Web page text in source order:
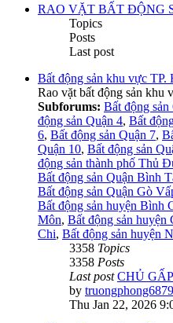
RAO VẶT BẤT ĐỘNG
Topics
Posts
Last post
Bất động sản khu vực TP.
Rao vặt bất động sản khu
Subforums: Bất động sản
động sản Quận 4, Bất
6, Bất động sản Quận 7,
Quận 10, Bất động sản
động sản thành phố Thủ
Bất động sản Quận Bình
Bất động sản Quận Gò
Bất động sản huyện Bình
Môn, Bất động sản huyện
Chi, Bất động sản huyện
3358 Topics
3358 Posts
Last post CHỦ
by truongphong6879
Thu Jan 22, 2026